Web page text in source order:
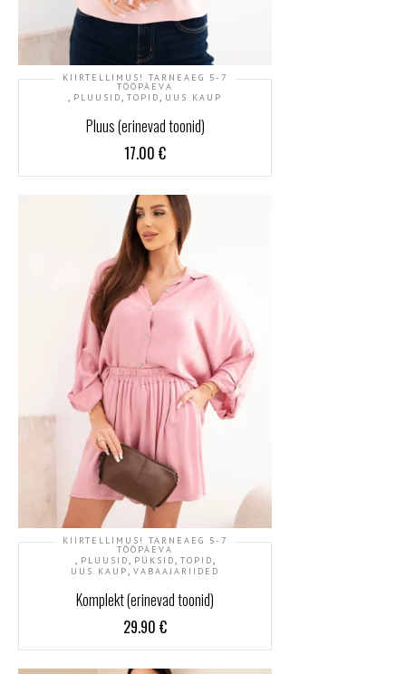
KIIRTELLIMUS! TARNEAEG 5-7
TÖÖPÄEVA
, PLUUSID, TOPID, UUS KAUP
Pluus (erinevad toonid)
17.00 €
KIIRTELLIMUS! TARNEAEG 5-7
TÖÖPÄEVA
, PLUUSID, PÜKSID, TOPID,
UUS KAUP, VABAAJARIIDED
Komplekt (erinevad toonid)
29.90 €